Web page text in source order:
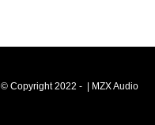
© Copyright 2022 - | MZX Audio